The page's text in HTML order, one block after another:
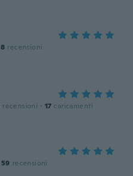
8 recensioni
recensioni · 17 caricamenti
59 recensioni